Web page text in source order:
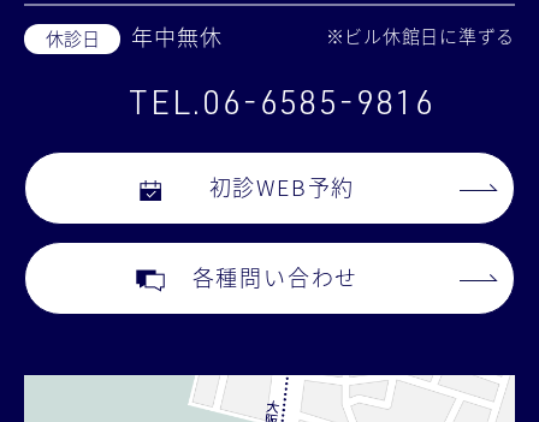
休診日 年中無休 ※ビル休館日に準ずる
TEL.06-6585-9816
初診WEB予約
各種問い合わせ